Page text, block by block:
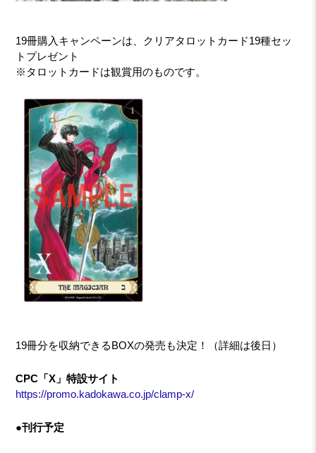
19冊購入キャンペーンは、クリアタロットカード19種セッ
トプレゼント
※タロットカードは観賞用のものです。
19冊分を収納できるBOXの発売も決定！（詳細は後日）
CPC「X」特設サイト
https://promo.kadokawa.co.jp/clamp-x/
●刊行予定